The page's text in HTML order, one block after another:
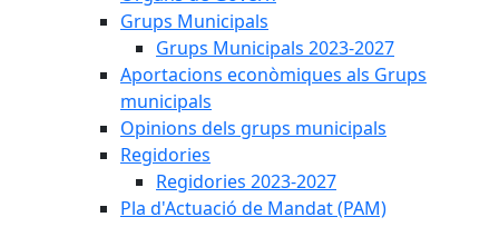
Grups Municipals
Grups Municipals 2023-2027
Aportacions econòmiques als Grups
municipals
Opinions dels grups municipals
Regidories
Regidories 2023-2027
Pla d'Actuació de Mandat (PAM)